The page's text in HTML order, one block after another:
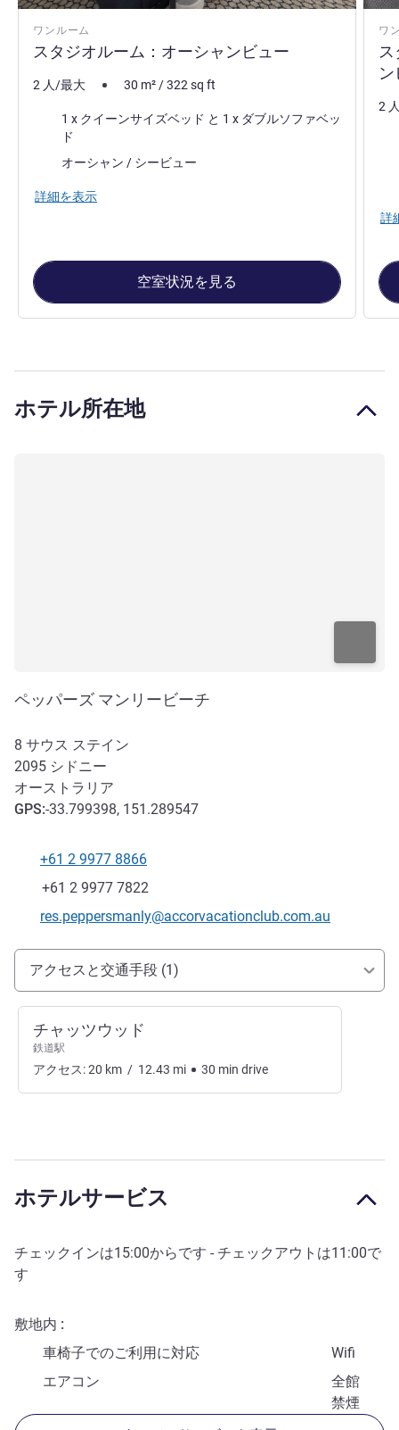
ワンルーム
スタジオルーム：オーシャンビュー
2 人/最大 30 m²/322sq ft
1 x クイーンサイズベッド と 1 x ダブルソファベッ
ド
ビュー:オーシャン / シービュー
詳細を表示
空室状況を見る
ワ
2
詳
ホテル所在地
ペッパーズ マンリービーチ
8 サウス ステイン
2095 シドニー
オーストラリア
GPS:-33.799398, 151.289547
電話番号
+61 2 9977 8866
ファックス
+61 2 9977 7822
Eメール
res.peppersmanly@accorvacationclub.com.au
アクセスと交通機関
アクセスと交通手段 (1)
チャッツウッド
鉄道駅
アクセス:20 km / 12.43 mi 30 min drive
ホテルサービス
チェックインは15:00からです - チェックアウトは11:00で
す
敷地内
車椅子でのご利用に対応
Wifi
エアコン
全館
禁煙